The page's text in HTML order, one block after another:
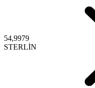
54,9979
STERLİN